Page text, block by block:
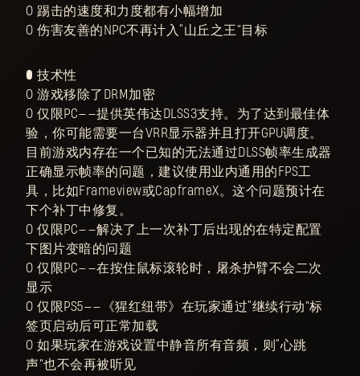
○ 踢击的速度和力度都有小幅增加
○ 伤害友善的NPC不再计入“山丘之王”目标
● 技术性
○ 游戏移除了DRM加密
○ 仅限PC——提供英伟达DLSS3支持。为了达到最佳体
验，你可能需要一台VRR显示器并且打开GPU调度。
目前游戏内存在一个已知的无法通过DLSS帧率生成器
正确显示帧率的问题，建议使用业内通用的FPS工
具，比如Frameview或CapframeX。这个问题预计在
下个补丁中修复。
○ 仅限PC——解决了上一次补丁后出现的在特定配置
下图片变暗的问题
○ 仅限PC——在按住鼠标滚轮时，屠杀护臂不会二次
显示
○ 仅限PS5——《猩红纽带》在玩家通过“继续行动”标
签页启动后可正常加载
○ 如果玩家在游戏设置中静音所有音频，则“心跳
声”也不会再被听见